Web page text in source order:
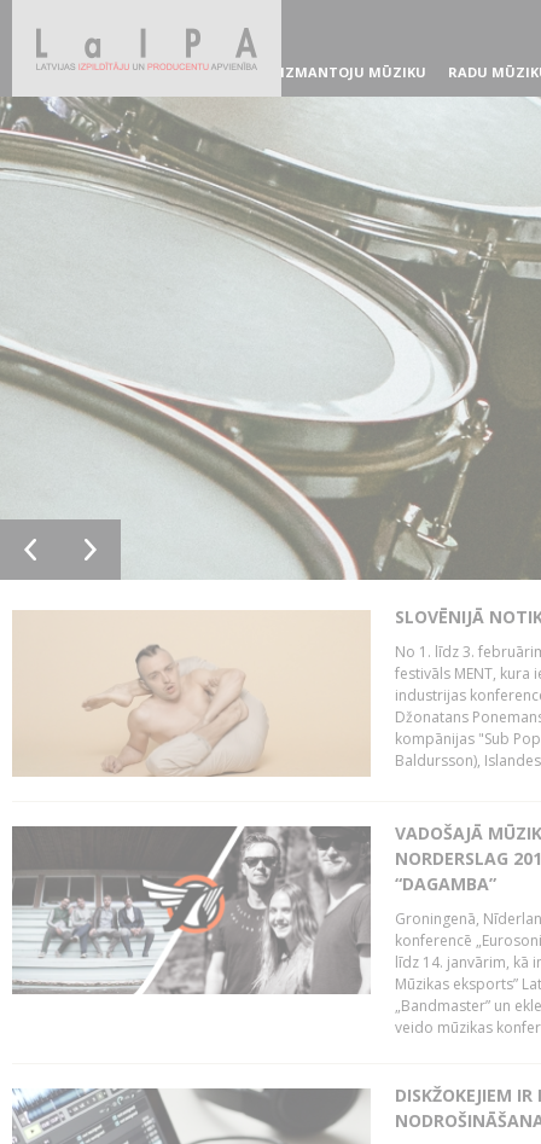
IZMANTOJU MŪZIKU RADU
SLOVĒNIJĀ
No 1. līdz 3.
festivāls MENT, kura
industrijas
Džonatans
kompānijas "Sub
Baldursson),
VADOŠAJĀ
NORDERSLAG
“DAGAMBA”
Groningenā,
konferencē
līdz 14. janvārim, kā
Mūzikas eksports”
„Bandmaster” un
veido mūzikas
DISKŽOKEJIEM